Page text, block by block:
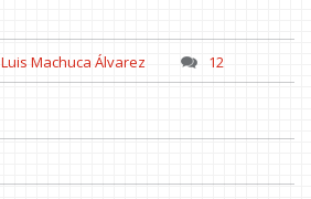
Luis Machuca Álvarez 12